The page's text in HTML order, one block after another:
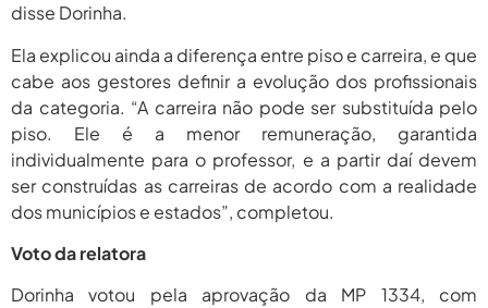
disse Dorinha.
Ela explicou ainda a diferença entre piso e carreira, e que
cabe aos gestores definir a evolução dos profissionais
da categoria. “A carreira não pode ser substituída pelo
piso. Ele é a menor remuneração, garantida
individualmente para o professor, e a partir daí devem
ser construídas as carreiras de acordo com a realidade
dos municípios e estados”, completou.
Voto da relatora
Dorinha votou pela aprovação da MP 1334, com